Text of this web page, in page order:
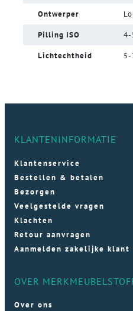
Ontwerper
Pilling ISO 4-
Lichtechtheid 5-
KLANTENINFORMATIE
Klantenservice
Bestellen & betalen
Bezorgen
Veelgestelde vragen
Klachten
Retour aanvragen
Aanmelden zakelijke klant
OVER
Over ons